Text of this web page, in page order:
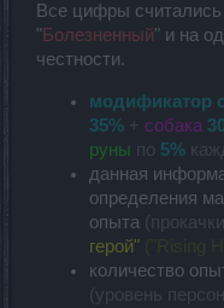
Все цифры
"Болезненный" и на
честности.
модификатор
35% + собака
руны по 5%
данная
определения
опыта
герой"
количество
(уровень